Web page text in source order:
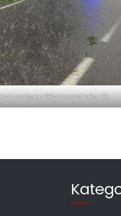
verlegen Silbertalerstraße 1/2